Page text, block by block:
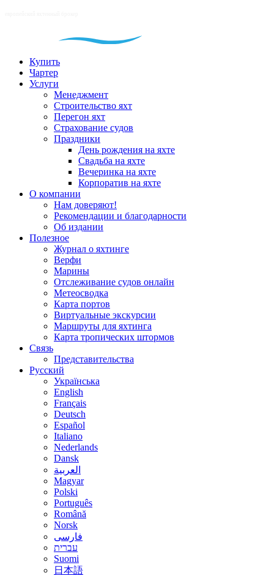
Купить
Чартер
Услуги
Менеджмент
Строительство яхт
Перегон яхт
Страхование судов
Праздники
День рождения на яхте
Свадьба на яхте
Вечеринка на яхте
Корпоратив на яхте
О компании
Нам доверяют!
Рекомендации и благодарности
Об издании
Полезное
Журнал о яхтинге
Верфи
Марины
Отслеживание судов онлайн
Метеосводка
Карта портов
Виртуальные экскурсии
Маршруты для яхтинга
Карта тропических штормов
Связь
Представительства
Русский
Українська
English
Français
Deutsch
Español
Italiano
Nederlands
Dansk
العربية
Magyar
Polski
Português
Română
Norsk
فارسی
עברית
Suomi
日本語